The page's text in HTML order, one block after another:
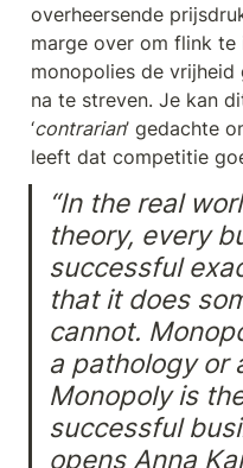
overheersende
marge over om flink
monopolies de vrijheid
na te streven. Je kan
‘contrarian’ gedachte
leeft dat competitie
“In the real
theory, every
successful
that it does
cannot.
a pathology or
Monopoly is
successful
opens Anna